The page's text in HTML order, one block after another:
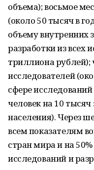
объема); восьмое
(около 50 тысяч в
объему внутренних
разработки из всех
триллиона рублей);
исследователей
сфере
человек на 10
населения). Через
всем показателям
стран мира и на
исследований и